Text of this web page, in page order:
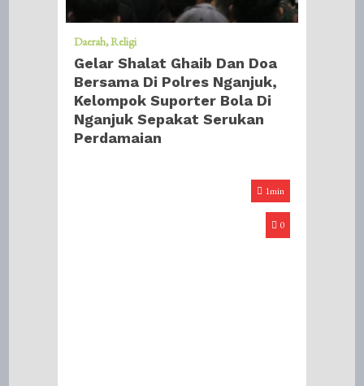
Daerah Religi
Gelar Shalat Ghaib Dan Doa
Bersama Di Polres Nganjuk,
Kelompok Suporter Bola Di
Nganjuk Sepakat Serukan
Perdamaian
1min
0